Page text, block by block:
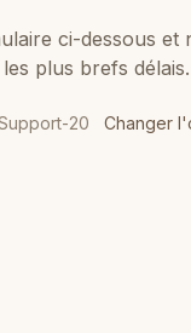
ci-dessous et
plus brefs délais.
20 Changer